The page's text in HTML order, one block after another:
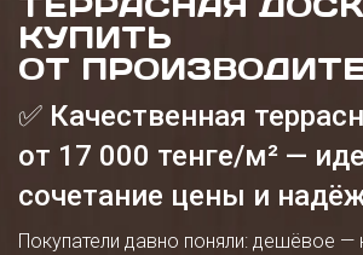
КУПИТЬ
ОТ
✅ Качественная
от 17 000 тенге/м² —
сочетание цены и
Покупатели давно поняли: дешёвое —